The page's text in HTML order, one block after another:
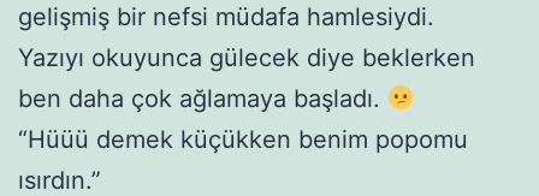
gelişmiş bir nefsi müdafa hamlesiydi.
Yazıyı okuyunca gülecek diye beklerken
ben daha çok ağlamaya başladı.
“Hüüü demek küçükken benim popomu
ısırdın.”